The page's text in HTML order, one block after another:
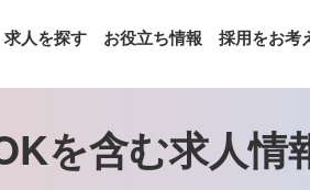
求人を探す お役立ち情報 採用をお考
を含む求人情